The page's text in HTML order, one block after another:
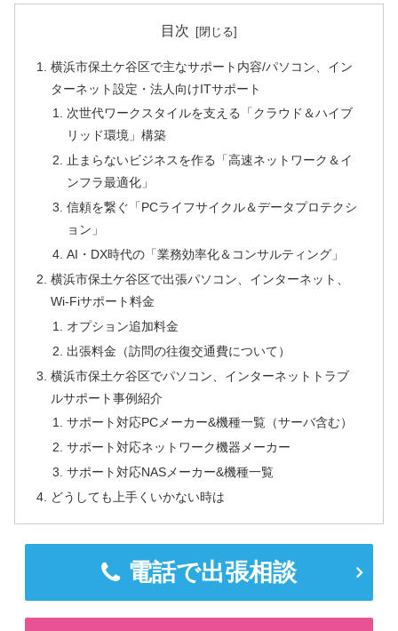
目次
横浜市保土ケ谷区で主なサポート内容/パソコン、イン
ターネット設定・法人向けITサポート
次世代ワークスタイルを支える「クラウド＆ハイブ
リッド環境」構築
止まらないビジネスを作る「高速ネットワーク＆イ
ンフラ最適化」
信頼を繋ぐ「PCライフサイクル＆データプロテクシ
ョン」
AI・DX時代の「業務効率化＆コンサルティング」
横浜市保土ケ谷区で出張パソコン、インターネット、
Wi-Fiサポート料金
オプション追加料金
出張料金（訪問の往復交通費について）
横浜市保土ケ谷区でパソコン、インターネットトラブ
ルサポート事例紹介
サポート対応PCメーカー&機種一覧（サーバ含む）
サポート対応ネットワーク機器メーカー
サポート対応NASメーカー&機種一覧
どうしても上手くいかない時は
電話で出張相談